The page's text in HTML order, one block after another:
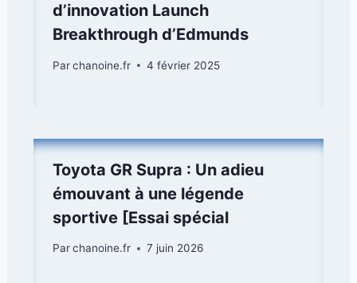
d’innovation Launch
Breakthrough d’Edmunds
Parchanoine.fr 4 février 2025
Toyota GR Supra : Un adieu
émouvant à une légende
sportive [Essai spécial
Parchanoine.fr 7 juin 2026